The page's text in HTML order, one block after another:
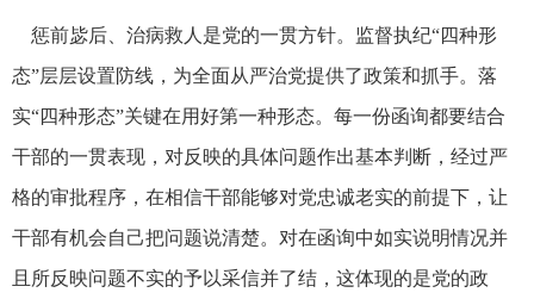
惩前毖后、治病救人是党的一贯方针。监督执纪“四种形
态”层层设置防线，为全面从严治党提供了政策和抓手。落
实“四种形态”关键在用好第一种形态。每一份函询都要结合
干部的一贯表现，对反映的具体问题作出基本判断，经过严
格的审批程序，在相信干部能够对党忠诚老实的前提下，让
干部有机会自己把问题说清楚。对在函询中如实说明情况并
且所反映问题不实的予以采信并了结，这体现的是党的政